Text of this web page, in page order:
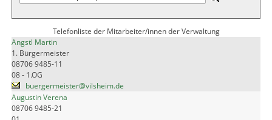
Telefonliste der Mitarbeiter/innen der Verwaltung
Angstl Martin
1. Bürgermeister
08706 9485-11
08 - 1.OG
buergermeister@vilsheim.de
Augustin Verena
08706 9485-21